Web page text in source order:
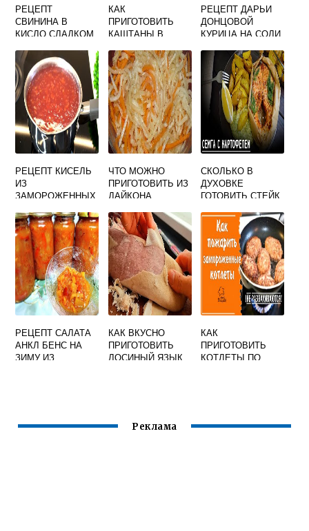
РЕЦЕПТ
СВИНИНА В
КИСЛО СЛАДКОМ
АНАНАСАМИ
КАК
ПРИГОТОВИТЬ
КАШТАНЫ В
РЕЦЕПТ ДАРЬИ
ДОНЦОВОЙ
КУРИЦА НА СОЛИ
РЕЦЕПТ КИСЕЛЬ
ИЗ
ЗАМОРОЖЕННЫХ
КРАХМАЛА
ЧТО МОЖНО
ПРИГОТОВИТЬ ИЗ
ДАЙКОНА
СКОЛЬКО В
ДУХОВКЕ
ГОТОВИТЬ СТЕЙК
РЕЦЕПТ САЛАТА
АНКЛ БЕНС НА
ЗИМУ ИЗ
КАК ВКУСНО
ПРИГОТОВИТЬ
ЛОСИНЫЙ ЯЗЫК
КАК
ПРИГОТОВИТЬ
КОТЛЕТЫ ПО
Реклама